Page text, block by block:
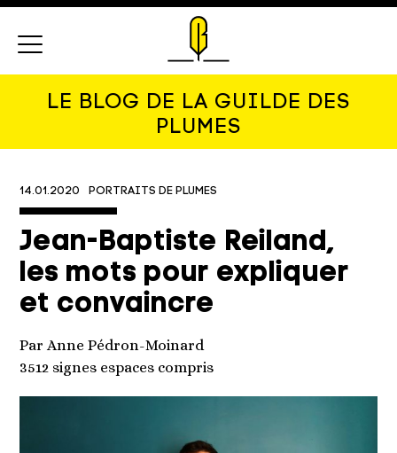
LE BLOG DE LA GUILDE DES
PLUMES
14.01.2020 PORTRAITS DE PLUMES
Jean-Baptiste Reiland,
les mots pour expliquer
et convaincre
Par Anne Pédron-Moinard
3512 signes espaces compris